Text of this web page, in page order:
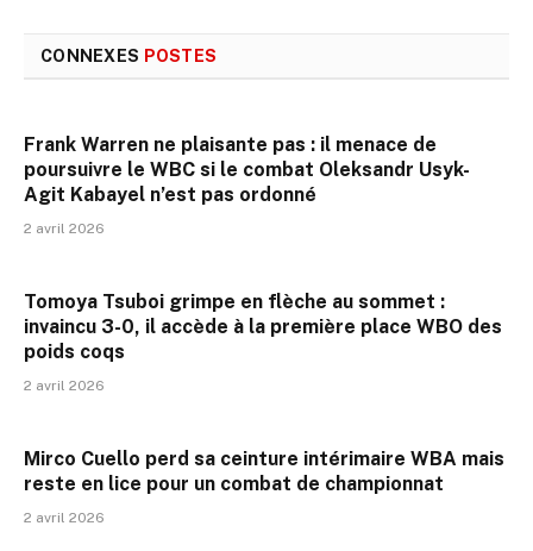
CONNEXES POSTES
Frank Warren ne plaisante pas : il menace de
poursuivre le WBC si le combat Oleksandr Usyk-
Agit Kabayel n’est pas ordonné
2 avril 2026
Tomoya Tsuboi grimpe en flèche au sommet :
invaincu 3-0, il accède à la première place WBO des
poids coqs
2 avril 2026
Mirco Cuello perd sa ceinture intérimaire WBA mais
reste en lice pour un combat de championnat
2 avril 2026